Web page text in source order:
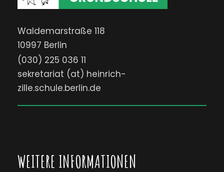
Waldemarstraße 118
10997 Berlin
(030) 225 036 11
sekretariat (at) heinrich-
zille.schule.berlin.de
WEITERE INFORMATIONEN